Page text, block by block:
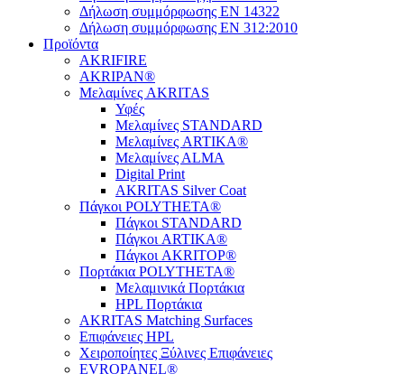
Δήλωση συμμόρφωσης EN 14322
Δήλωση συμμόρφωσης EN 312:2010
Προϊόντα
AKRIFIRE
AKRIPAN®
Μελαμίνες AKRITAS
Υφές
Μελαμίνες STANDARD
Μελαμίνες ARTIKA®
Μελαμίνες ΑLMA
Digital Print
AKRITAS Silver Coat
Πάγκοι POLYTHETA®
Πάγκοι STANDARD
Πάγκοι ARTIKA®
Πάγκοι AKRITOP®
Πορτάκια POLYTHETA®
Μελαμινικά Πορτάκια
HPL Πορτάκια
AKRITAS Matching Surfaces
Επιφάνειες HPL
Χειροποίητες Ξύλινες Επιφάνειες
EVROPANEL®